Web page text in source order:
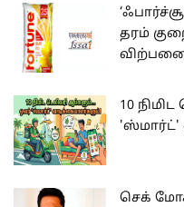
தரம்
10
'ஸ்மார்ட்'
செக்